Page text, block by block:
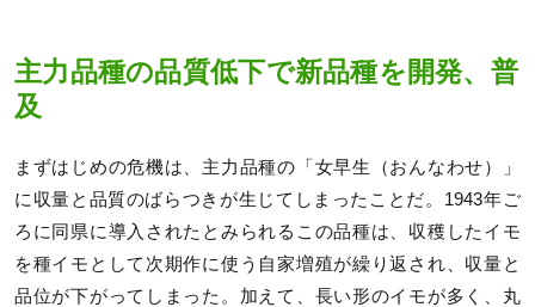
主力品種の品質低下で新品種を開発、普
及
まずはじめの危機は、主力品種の「女早生（おんなわせ）」
に収量と品質のばらつきが生じてしまったことだ。1943年ご
ろに同県に導入されたとみられるこの品種は、収穫したイモ
を種イモとして次期作に使う自家増殖が繰り返され、収量と
品位が下がってしまった。加えて、長い形のイモが多く、丸